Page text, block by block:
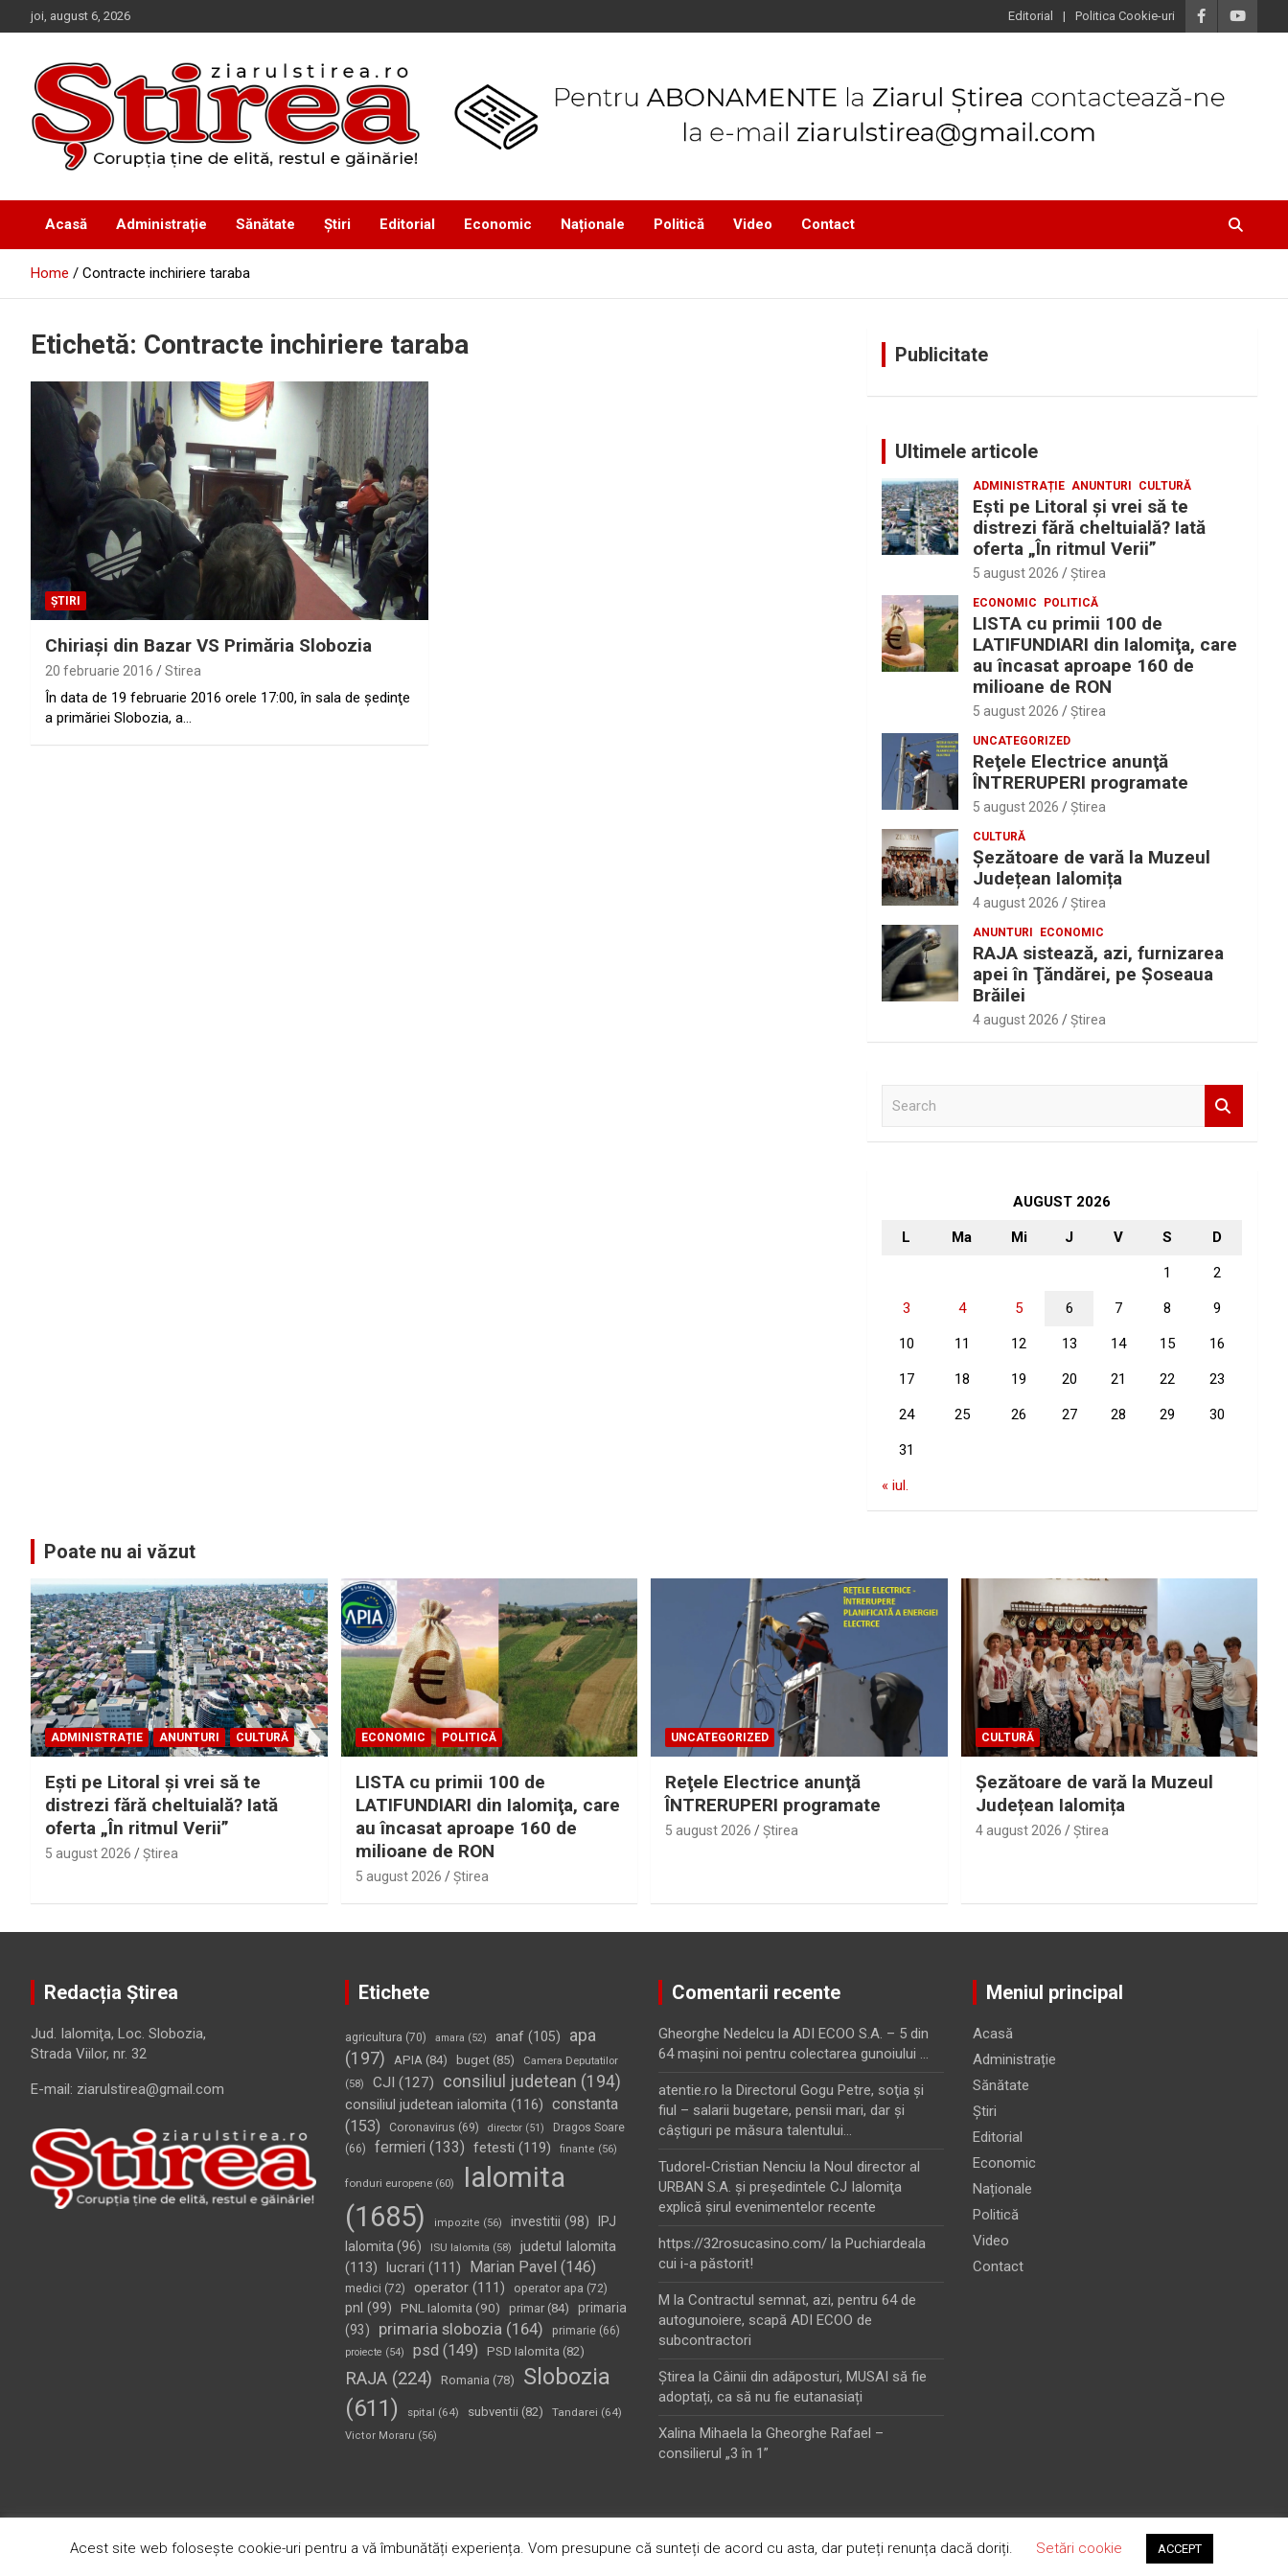
to
joi, august 6, 2026 Editorial Politica Cookie-uri
Ziarul Știrea
Acasă Administrație Sănătate Știri Editorial Economic Naționale Politică Video Contact
Home Contracte inchiriere taraba
Etichetă: Contracte inchiriere taraba
ȘTIRI
Chiriaşi din Bazar VS Primăria Slobozia
20 februarie 2016 Stirea
În data de 19 februarie 2016 orele 17:00, în sala de şedinţe
a primăriei Slobozia, a…
Publicitate
Ultimele articole
ADMINISTRAȚIE ANUNTURI CULTURĂ
Eşti pe Litoral şi vrei să te
distrezi fără cheltuială? Iată
oferta „În ritmul Verii”
5 august 2026 Ştirea
ECONOMIC POLITICĂ
LISTA cu primii 100 de
LATIFUNDIARI din Ialomiţa, care
au încasat aproape 160 de
milioane de RON
5 august 2026 Ştirea
UNCATEGORIZED
Reţele Electrice anunţă
ÎNTRERUPERI programate
5 august 2026 Ştirea
CULTURĂ
Șezătoare de vară la Muzeul
Județean Ialomița
4 august 2026 Ştirea
ANUNTURI ECONOMIC
RAJA sistează, azi, furnizarea
apei în Ţăndărei, pe Şoseaua
Brăilei
4 august 2026 Ştirea
AUGUST 2026
L Ma Mi J V S D
1 2
3 4 5 6 7 8 9
10 11 12 13 14 15 16
17 18 19 20 21 22 23
24 25 26 27 28 29 30
31
« iul.
Poate nu ai văzut
ADMINISTRAȚIE ANUNTURI CULTURĂ
Eşti pe Litoral şi vrei să te
distrezi fără cheltuială? Iată
oferta „În ritmul Verii”
5 august 2026 Ştirea
ECONOMIC POLITICĂ
LISTA cu primii 100 de
LATIFUNDIARI din Ialomiţa, care
au încasat aproape 160 de
milioane de RON
5 august 2026 Ştirea
UNCATEGORIZED
Reţele Electrice anunţă
ÎNTRERUPERI programate
5 august 2026 Ştirea
CULTURĂ
Șezătoare de vară la Muzeul
Județean Ialomița
4 august 2026 Ştirea
Redacția Știrea
Jud. Ialomiţa, Loc. Slobozia,
Strada Viilor, nr. 32
E-mail: ziarulstirea@gmail.com
Etichete
agricultura (70) amara (52) anaf(105)
apa
(197)
APIA(84) buget(85)
Camera Deputatilor
(58)
CJI (127) consiliul judetean (194)
consiliul judetean ialomita(116) constanta
(153)
Coronavirus (69) director(51)
Dragos Soare
(66)
fermieri (133) fetesti (119) finante (56)
fonduri europene(60)
Ialomita
(1685)
impozite (56) investitii (98)
IPJ
Ialomita (96) ISU Ialomita (58)
judetul Ialomita
(113) lucrari (111) Marian Pavel (146)
medici (72) operator(111) operator apa (72)
pnl (99) PNL Ialomita (90) primar(84)
primaria
(93)
primaria slobozia(164) primarie(66)
proiecte (54) psd (149) PSD Ialomita (82)
RAJA(224) Romania (78)
Slobozia
(611)
spital (64) subventii (82) Tandarei (64)
Victor Moraru (56)
Comentarii recente
Gheorghe Nedelcu la ADI ECOO S.A. – 5 din
64 maşini noi pentru colectarea gunoiului …
atentie.ro la Directorul Gogu Petre, soţia şi
fiul – salarii bugetare, pensii mari, dar şi
câştiguri pe măsura talentului…
Tudorel-Cristian Nenciu la Noul director al
URBAN S.A. şi preşedintele CJ Ialomiţa
explică şirul evenimentelor recente
https://32rosucasino.com/ la Puchiardeala
cui i-a păstorit!
M la Contractul semnat, azi, pentru 64 de
autogunoiere, scapă ADI ECOO de
subcontractori
Ştirea la Câinii din adăposturi, MUSAI să fie
adoptați, ca să nu fie eutanasiați
Xalina Mihaela la Gheorghe Rafael –
consilierul „3 în 1”
Meniul principal
Acasă
Administrație
Sănătate
Știri
Editorial
Economic
Naționale
Politică
Video
Contact
Copyright © 2026Ziarul Știrea Theme by:Theme Horse Proudly Powered by:WordPress
Acest site web folosește cookie-uri pentru a vă îmbunătăți experiența. Vom presupune că sunteți de acord cu asta, dar puteți renunța dacă doriți. Setări cookie ACCEPT